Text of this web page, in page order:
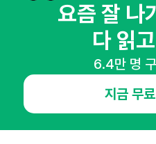
NHN AD
공지사항 제휴문의
뉴스레터
광고안내
경기도 성남시 분당구 대왕판교로645번길 16
요즘 잘 나
다 읽
6.4만 명
지금 무